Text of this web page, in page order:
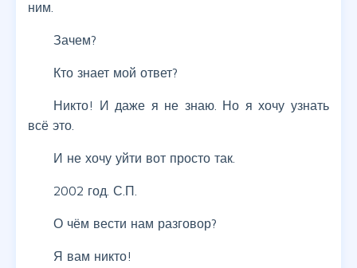
ним.
Зачем?
Кто знает мой ответ?
Никто! И даже я не знаю. Но я хочу узнать
всё это.
И не хочу уйти вот просто так.
2002 год. С.П.
О чём вести нам разговор?
Я вам никто!